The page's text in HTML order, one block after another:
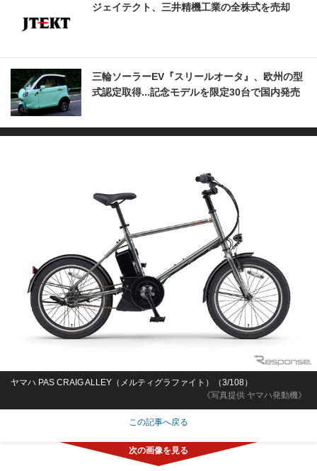
ジェイテクト、三井精機工業の全株式を売却
三輪ソーラーEV『スリールオータ』、欧州の型
式認定取得...記念モデルを限定30台で国内発売
《写真提供 ヤマハ発動機》
ヤマハ PAS CRAIG ALLEY（メルティグラファイト）（3/108）
この記事へ戻る